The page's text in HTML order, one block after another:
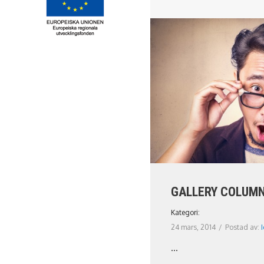
GALLERY
Kategori:
24 mars, 2014 / Postad av:
...